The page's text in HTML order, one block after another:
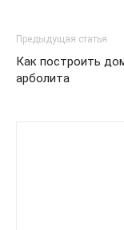
Предыдущая статья
Как построить
арболита